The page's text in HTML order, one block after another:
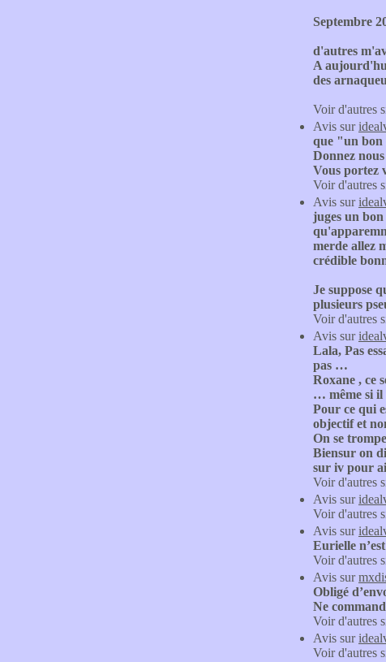
Septembre
d'autres
A
des
Voir d'autres
Avis sur
que "un bon
Donnez
Vous portez
Voir d'autres
Avis sur
juges un bon
merde allez
crédible
Je suppose
plusieurs
Voir d'autres
Avis sur
Lala, Pas
pas …
Roxane , ce
… même si il
Pour ce qui
objectif et
On se
Biensur on
sur iv pour
Voir d'autres
Avis sur
Voir d'autres
Avis sur
Eurielle
Voir d'autres
Avis sur
Obligé
Ne
Voir d'autres
Avis sur
Voir d'autres